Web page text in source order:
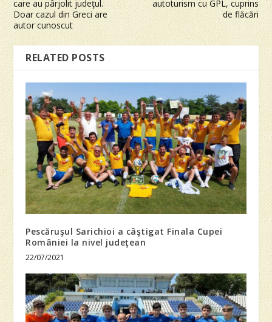
care au pârjolit judeţul.
Doar cazul din Greci are
autor cunoscut
autoturism cu GPL, cuprins
de flăcări
RELATED POSTS
Pescăruşul Sarichioi a câştigat Finala Cupei
României la nivel judeţean
22/07/2021